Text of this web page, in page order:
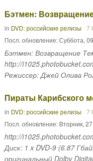
Бэтмен:
in DVD: российские релизы 7
Посл. обновление:Суббота,
Бэтмен: Возвращение
http://
Режиссер: Джей Олива
Пираты Карибского
in DVD: российские релизы 7
Посл. обновление: Вторник,
http://
Диск: 1 x DVD-9 (6.87
оригинальный Dolby